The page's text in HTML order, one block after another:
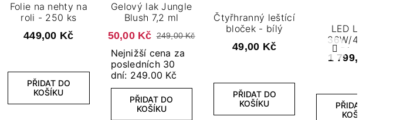
Další
Folie na nehty na
roli - 250 ks
449,00 Kč
PŘIDAT DO
KOŠÍKU
Gelový lak Jungle
Blush 7,2 ml
50,00 Kč 249,00 Kč
Nejnižší cena za
posledních 30
dní: 249.00 Kč
PŘIDAT DO
KOŠÍKU
Čtyřhranný leštící
bloček - bílý
49,00 Kč
PŘIDAT DO
KOŠÍKU
LED Lampa
36W/48 LCD
Display
1 799,00 Kč
PŘIDAT DO
KOŠÍKU